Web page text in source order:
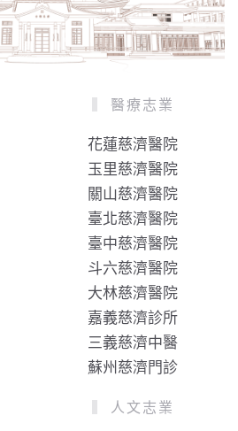
醫療志業
花蓮慈濟醫院
玉里慈濟醫院
關山慈濟醫院
臺北慈濟醫院
臺中慈濟醫院
斗六慈濟醫院
大林慈濟醫院
嘉義慈濟診所
三義慈濟中醫
蘇州慈濟門診
人文志業